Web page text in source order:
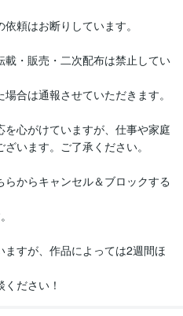
頼はお断りしています。
・販売・二次配布は禁止してい
合は通報させていただきます。
心がけていますが、仕事や家庭
います。ご了承ください。
からキャンセル＆ブロックする
すが、作品によっては2週間ほ
ださい！